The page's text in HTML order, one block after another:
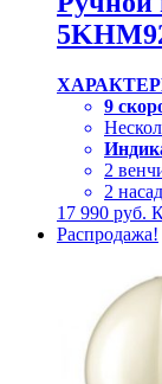
9
2
2
17 990 руб.
Распродажа!